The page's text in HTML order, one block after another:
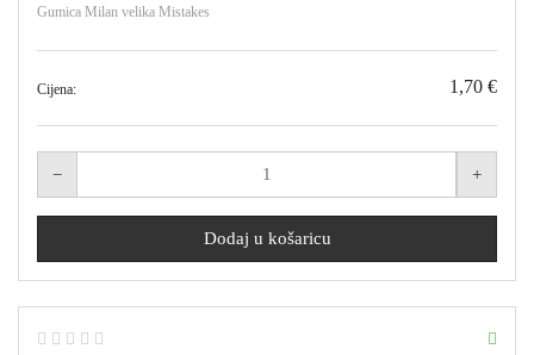
Gumica Milan velika Mistakes
Cijena: 1,70 €